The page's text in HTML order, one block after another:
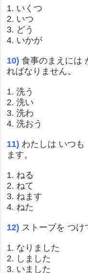
1. いくつ
2. いつ
3. どう
4. いかが
10) 食事のまえに
ればなりません。
1. 洗う
2. 洗い
3. 洗わ
4. 洗おう
11) わたしは いつ
ます。
1. ねる
2. ねて
3. ねます
4. ねた
12) ストーブを つけ
1. なりました
2. しました
3. いました